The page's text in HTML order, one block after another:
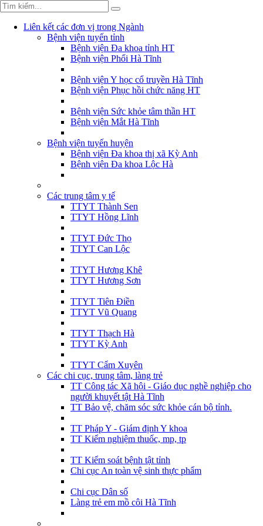
Liên kết các đơn vị trong Ngành
Bệnh viện tuyến tỉnh
Bệnh viện Đa khoa tỉnh HT
Bệnh viện Phổi Hà Tĩnh
Bệnh viện Y học cổ truyền Hà Tĩnh
Bệnh viện Phục hồi chức năng HT
Bệnh viện Sức khỏe tâm thần HT
Bệnh viện Mắt Hà Tĩnh
Bệnh viện tuyến huyện
Bệnh viện Đa khoa thị xã Kỳ Anh
Bệnh viện Đa khoa Lộc Hà
Các trung tâm y tế
TTYT Thành Sen
TTYT Hồng Lĩnh
TTYT Đức Thọ
TTYT Can Lộc
TTYT Hương Khê
TTYT Hương Sơn
TTYT Tiên Điền
TTYT Vũ Quang
TTYT Thạch Hà
TTYT Kỳ Anh
TTYT Cẩm Xuyên
Các chi cục, trung tâm, làng trẻ
TT Công tác Xã hội - Giáo dục nghề nghiệp cho
người khuyết tật Hà Tĩnh
TT Bảo vệ, chăm sóc sức khỏe cán bộ tỉnh.
TT Pháp Y - Giám định Y khoa
TT Kiểm nghiệm thuốc, mp, tp
TT Kiểm soát bệnh tật tỉnh
Chi cục An toàn vệ sinh thực phẩm
Chi cục Dân số
Làng trẻ em mồ côi Hà Tĩnh